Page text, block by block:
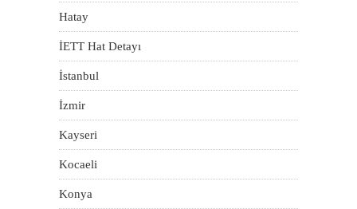
Hatay
İETT Hat Detayı
İstanbul
İzmir
Kayseri
Kocaeli
Konya